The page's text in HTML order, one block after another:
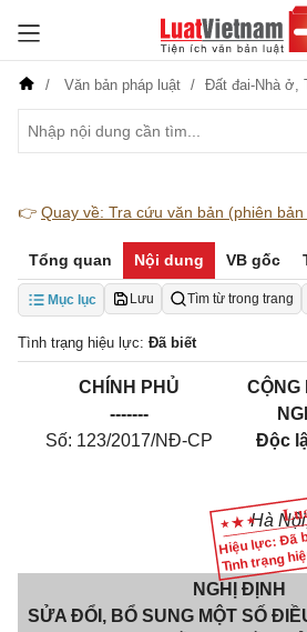
Văn bản pháp luật Đất đai-Nhà ở,
👉 Quay về: Tra cứu văn bản (phiên bản
Tổng quan Nội dung VB gốc
Mục lục Lưu Tìm từ trong trang
Tình trạng hiệu lực: Đã biết
Hiệu lực: Đã
Tình trạng
CHÍNH PHỦ
-------
Số: 123/2017/NĐ-CP
CỘNG
Độc
Hà Nội
NGHỊ ĐỊNH
SỬA ĐỔI, BỔ SUNG MỘT SỐ